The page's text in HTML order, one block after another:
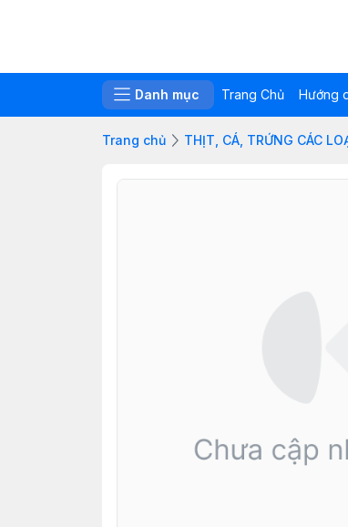
Danh mục Trang Chủ Hướng
Trang chủ THỊT, CÁ, TRỨNG CÁC